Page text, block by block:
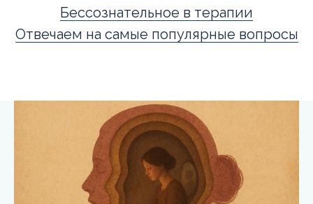
Бессознательное в терапии
Отвечаем на самые популярные вопросы